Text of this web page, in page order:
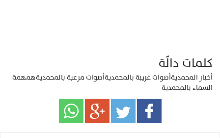
كلمات دالّة
أخبار المحمديةأصوات غريبة بالمحمديةأصوات مرعبة بالمحمديةهمهمة
السماء بالمحمدية